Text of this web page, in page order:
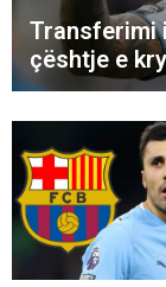
Transferimi
çështje e